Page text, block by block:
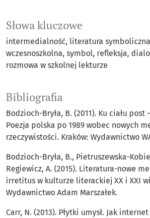
Słowa kluczowe
intermedialność literatura symboliczna
wczesnoszkolna symbol refleksja
rozmowa w szkolnej lekturze
Bibliografia
Bodzioch-Bryła, B. (2011). Ku ciału
Poezja polska po 1989 wobec nowych
rzeczywistości. Kraków: Wydawnictwo
Bodzioch-Bryła, B., Pietruszewska-
Regiewicz, A. (2015). Literatura-nowe
irretitus w kulturze literackiej XX i XXI
Wydawnictwo Adam Marszałek.
Carr, N. (2013). Płytki umysł. Jak